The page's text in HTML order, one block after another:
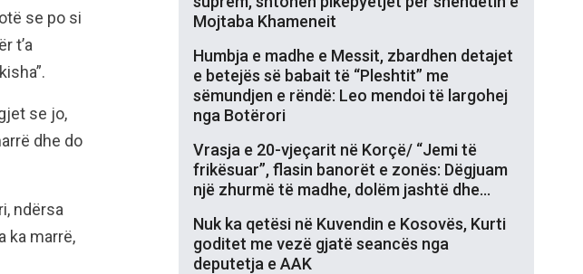
se po si
t’a
se jo,
dhe do
ndërsa
ka marrë,
Mojtaba Khameneit
Humbja e madhe e Messit, zbardhen detajet
e betejës së babait të “Pleshtit” me
sëmundjen e rëndë: Leo mendoi të largohej
nga Botërori
Vrasja e 20-vjeçarit në Korçë/ “Jemi të
frikësuar”, flasin banorët e zonës: Dëgjuam
një zhurmë të madhe, dolëm jashtë dhe…
Nuk ka qetësi në Kuvendin e Kosovës, Kurti
goditet me vezë gjatë seancës nga
deputetja e AAK